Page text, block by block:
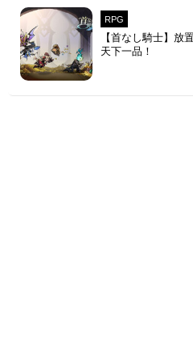
RPG
【首なし騎士】放
天下一品！